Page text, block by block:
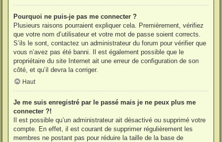
Pourquoi ne puis-je pas me connecter ?
Plusieurs raisons pourraient expliquer cela. Premièrement, vérifiez
que votre nom d’utilisateur et votre mot de passe soient corrects.
S’ils le sont, contactez un administrateur du forum pour vérifier que
vous n’avez pas été banni. Il est également possible que le
propriétaire du site Internet ait une erreur de configuration de son
côté, et qu’il devra la corriger.
Haut
Je me suis enregistré par le passé mais je ne peux plus me
connecter ?!
Il est possible qu’un administrateur ait désactivé ou supprimé votre
compte. En effet, il est courant de supprimer régulièrement les
membres ne postant pas pour réduire la taille de la base de